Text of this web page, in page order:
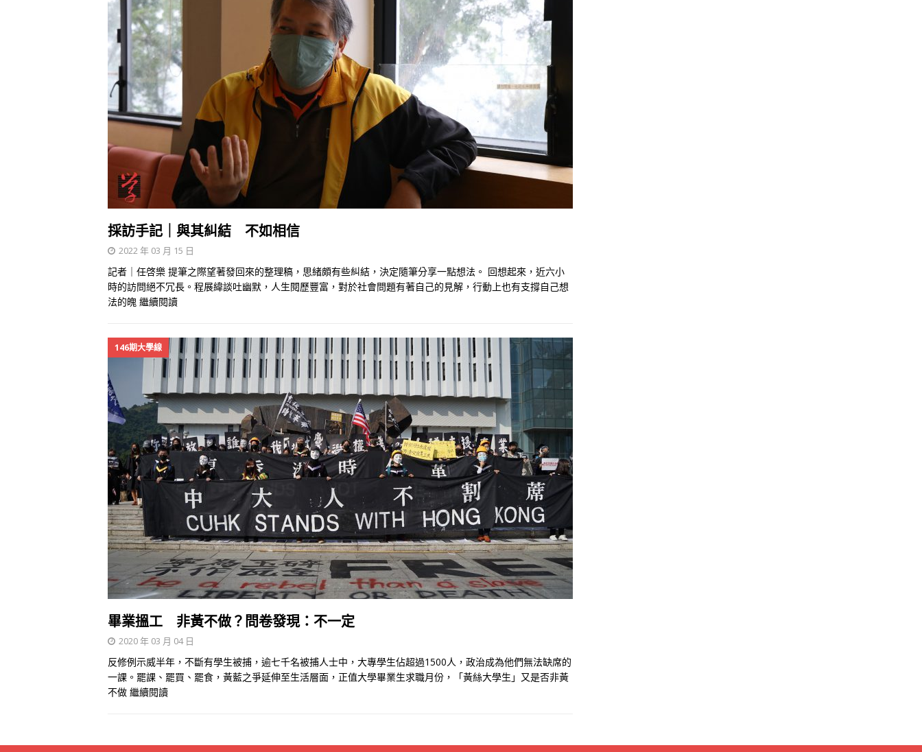
採訪手記｜與其糾結 不如相信
2022 年 03 月 15 日
記者｜任啓樂 提筆之際望著發回來的整理稿，思緒頗有些糾結，決定隨筆分享一點想法。 回想起來，近六小
時的訪問絕不冗長。程展緯談吐幽默，人生閱歷豐富，對於社會問題有著自己的見解，行動上也有支撐自己想
法的魄 繼續閱讀
146期大學線
畢業搵工 非黃不做？問卷發現：不一定
2020 年 03 月 04 日
反修例示威半年，不斷有學生被捕，逾七千名被捕人士中，大專學生佔超過1500人，政治成為他們無法缺席的
一課。罷課、罷買、罷食，黃藍之爭延伸至生活層面，正值大學畢業生求職月份，「黃絲大學生」又是否非黃
不做 繼續閱讀